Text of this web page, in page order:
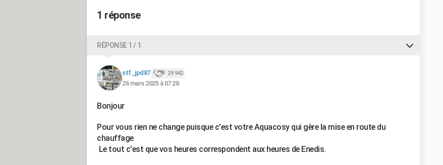
1 réponse
RÉPONSE 1 / 1
stf_jpd87 29 942
26 mars 2025 à 07:28
Bonjour
Pour vous rien ne change puisque c'est votre Aquacosy qui gère la mise en route du
chauffage
Le tout c'est que vos heures correspondent aux heures de Enedis.